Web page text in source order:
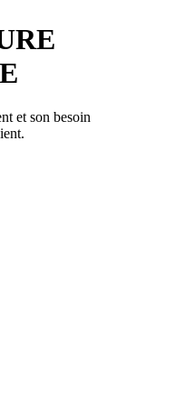
et son besoin